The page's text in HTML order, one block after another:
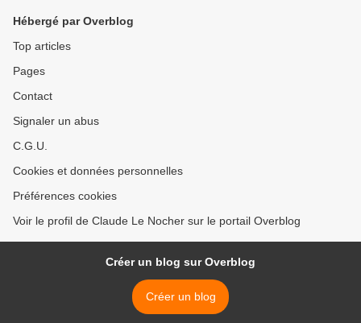
Hébergé par Overblog
Top articles
Pages
Contact
Signaler un abus
C.G.U.
Cookies et données personnelles
Préférences cookies
Voir le profil de Claude Le Nocher sur le portail Overblog
Créer un blog sur Overblog
Créer un blog